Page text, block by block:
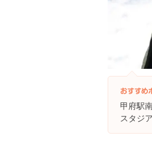
甲府駅
スタジ